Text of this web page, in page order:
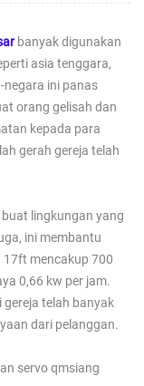
banyak digunakan
asia tenggara,
ini panas
orang gelisah dan
kepada para
gerah gereja telah
buat lingkungan yang
ini membantu
mencakup 700
0,66 kw per jam.
gereja telah banyak
dari pelanggan.
servo qmsiang